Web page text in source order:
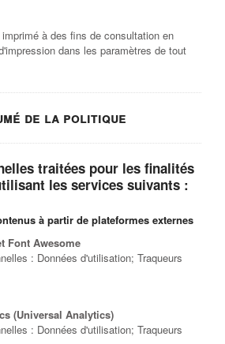
à des fins de consultation en
dans les paramètres de tout
de la politique
traitées pour les finalités
les services suivants :
à partir de plateformes externes
Font Awesome
: Données d'utilisation; Traqueurs
(Universal Analytics)
: Données d'utilisation; Traqueurs